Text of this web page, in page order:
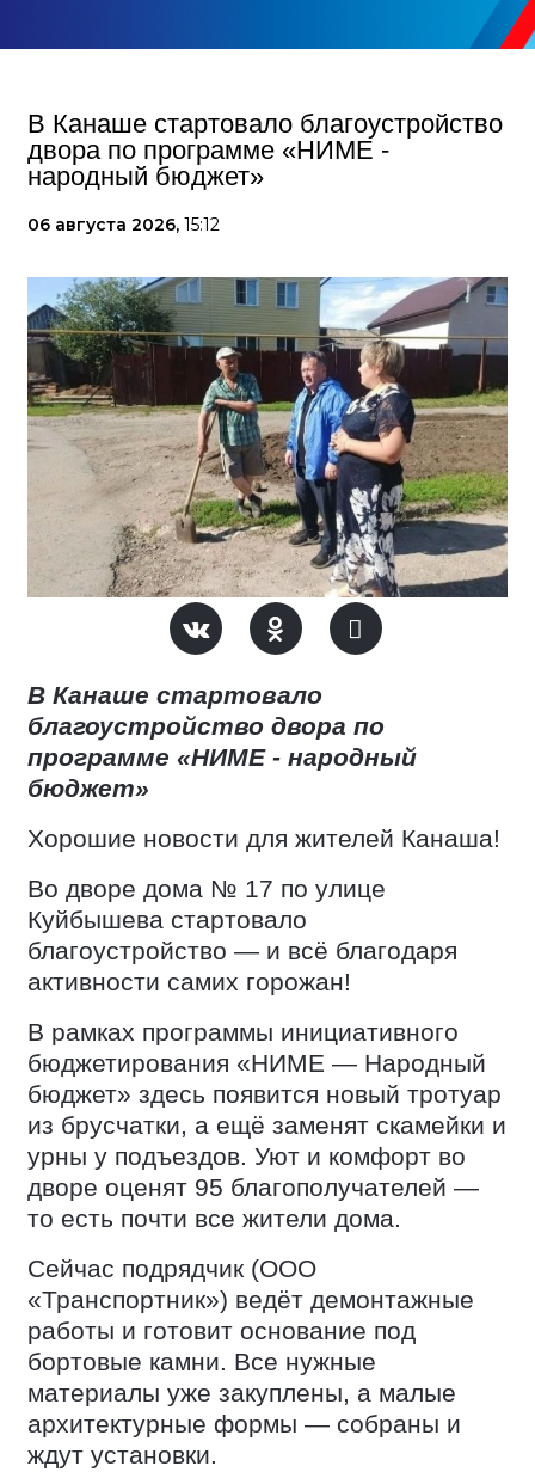
В Канаше стартовало благоустройство
двора по программе «НИМЕ -
народный бюджет»
06 августа 2026, 15:12
В Канаше стартовало
благоустройство двора по
программе «НИМЕ - народный
бюджет»
Хорошие новости для жителей Канаша!
Во дворе дома № 17 по улице
Куйбышева стартовало
благоустройство — и всё благодаря
активности самих горожан!
В рамках программы инициативного
бюджетирования «НИМЕ — Народный
бюджет» здесь появится новый тротуар
из брусчатки, а ещё заменят скамейки и
урны у подъездов. Уют и комфорт во
дворе оценят 95 благополучателей —
то есть почти все жители дома.
Сейчас подрядчик (ООО
«Транспортник») ведёт демонтажные
работы и готовит основание под
бортовые камни. Все нужные
материалы уже закуплены, а малые
архитектурные формы — собраны и
ждут установки.